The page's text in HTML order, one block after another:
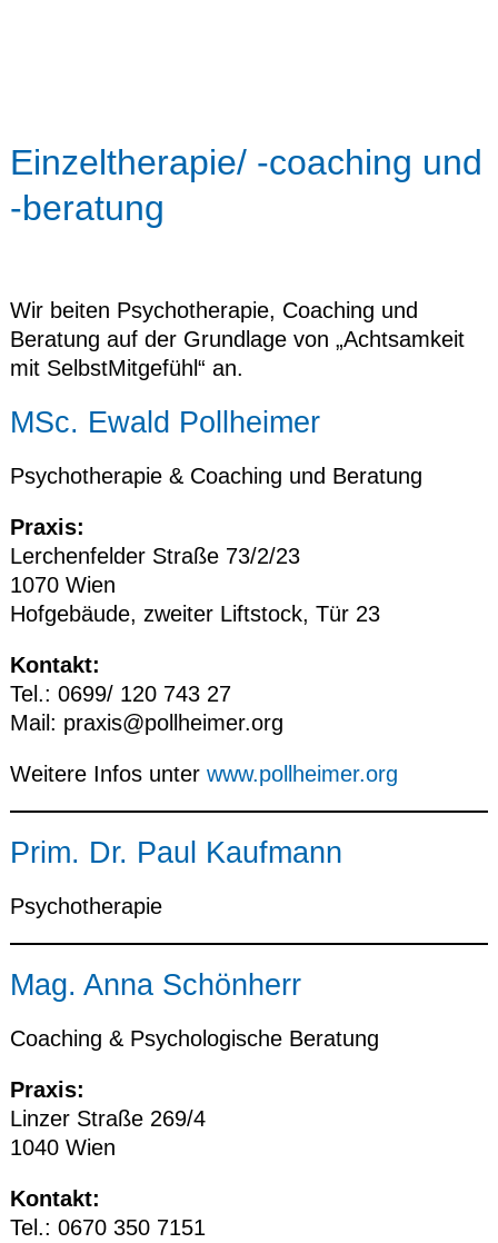
Einzeltherapie/ -coaching und
-beratung
Wir beiten Psychotherapie, Coaching und
Beratung auf der Grundlage von „Achtsamkeit
mit SelbstMitgefühl“ an.
MSc. Ewald Pollheimer
Psychotherapie & Coaching und Beratung
Praxis:
Lerchenfelder Straße 73/2/23
1070 Wien
Hofgebäude, zweiter Liftstock, Tür 23
Kontakt:
Tel.: 0699/ 120 743 27
Mail: praxis@pollheimer.org
Weitere Infos unter www.pollheimer.org
Prim. Dr. Paul Kaufmann
Psychotherapie
Mag. Anna Schönherr
Coaching & Psychologische Beratung
Praxis:
Linzer Straße 269/4
1040 Wien
Kontakt:
Tel.: 0670 350 7151